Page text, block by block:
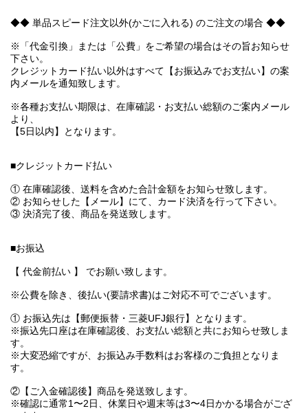
◆◆ 単品スピード注文以外(かごに入れる) のご注文の場合 ◆◆
※「代金引換」または「公費」をご希望の場合はその旨お知らせ
下さい。
クレジットカード払い以外はすべて【お振込みでお支払い】の案
内メールを通知致します。
※各種お支払い期限は、在庫確認・お支払い総額のご案内メール
より、
【5日以内】となります。
■クレジットカード払い
① 在庫確認後、送料を含めた合計金額をお知らせ致します。
② お知らせした【メール】にて、カード決済を行って下さい。
③ 決済完了後、商品を発送致します。
■お振込
【 代金前払い 】 でお願い致します。
※公費を除き、後払い(要請求書)はご対応不可でございます。
① お振込先は【郵便振替・三菱UFJ銀行】となります。
※振込先口座は在庫確認後、お支払い総額と共にお知らせ致しま
す。
※大変恐縮ですが、お振込み手数料はお客様のご負担となりま
す。
②【ご入金確認後】商品を発送致します。
※確認に通常1〜2日、休業日や週末等は3〜4日かかる場合がござ